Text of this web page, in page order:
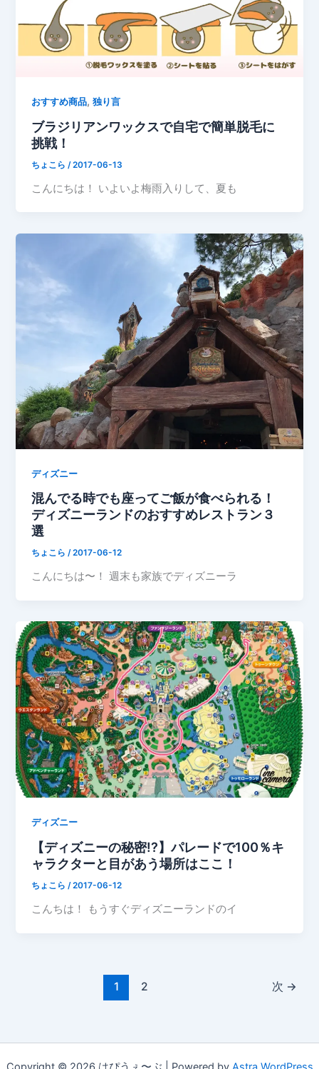
おすすめ商品,独り言
ブラジリアンワックスで自宅で簡単脱毛に
挑戦！
ちょこら /2017-06-13
こんにちは！ いよいよ梅雨入りして、夏も
ディズニー
混んでる時でも座ってご飯が食べられる！
ディズニーランドのおすすめレストラン３
選
ちょこら/2017-06-12
こんにちは〜！ 週末も家族でディズニーラ
ディズニー
【ディズニーの秘密!?】パレードで100％キ
ャラクターと目があう場所はここ！
ちょこら/2017-06-12
こんちは！ もうすぐディズニーランドのイ
1 2 次 →